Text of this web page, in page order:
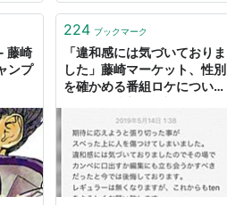
藤崎
ま...
藤崎
ンプ
224 ブックマーク
「違和感には気づいておりま
した」藤崎マーケット、性別
を確かめる番組ロケについて
ラーを失うことに疑問の声も